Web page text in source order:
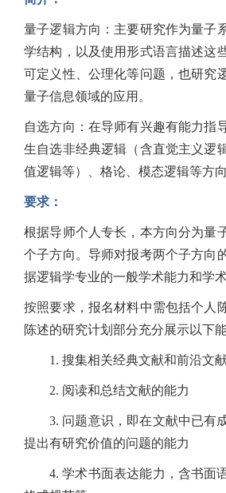
量子逻辑方向：主要研究作为量子
学结构，以及使用形式语言描述这
可定义性、公理化等问题，也研究
量子信息领域的应用。
自选方向：在导师有兴趣有能力指
生自选非经典逻辑（含直觉主义逻
值逻辑等）、格论、模态逻辑等方向
要求：
根据导师个人专长，本方向分为量
个子方向。导师对报考两个子方向
据逻辑学专业的一般学术能力和学
按照要求，报名材料中需包括个人
陈述的研究计划部分充分展示以下能
1. 搜集相关经典文献和前沿文
2. 阅读和总结文献的能力
3. 问题意识，即在文献中已有
提出有研究价值的问题的能力
4. 学术书面表达能力，含书面